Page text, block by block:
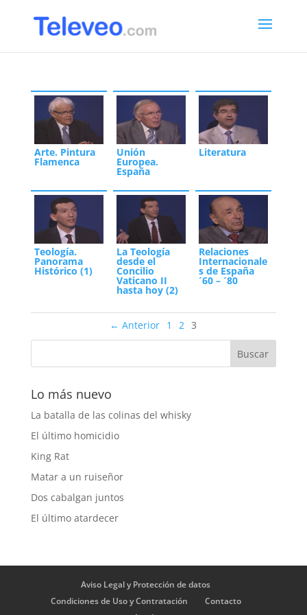
Arte. Pintura
Flamenca
Unión
Europea.
España
Literatura
Teología.
Panorama
Histórico (1)
La Teología
desde el
Concilio
Vaticano II
hasta hoy (2)
Relaciones
Internacionale
s de España
´60 – ´80
← Anterior 1 2 3
Lo más nuevo
La batalla de las colinas del whisky
El último homicidio
King Rat
Matar a un ruiseñor
Dos cabalgan juntos
El último atardecer
Aviso Legal y Protección de datos
Condiciones de Uso y Contratación
Contacto